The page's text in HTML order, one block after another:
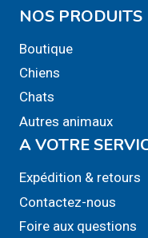
NOS PRODUITS
Boutique
Chiens
Chats
Autres animaux
A VOTRE
Expédition & retours
Contactez-nous
Foire aux questions